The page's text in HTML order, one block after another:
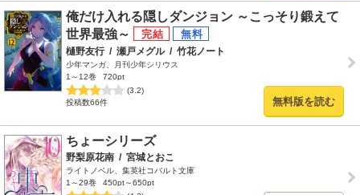
俺だけ入れる隠しダンジョン ～こっそり鍛えて
世界最強～
樋野友行 / 瀬戸メグル / 竹花ノート
少年マンガ、月刊少年シリウス
1～12巻
720pt
(3.2)
投稿数66件
無料版を読む
ちょーシリーズ
野梨原花南 / 宮城とおこ
ライトノベル、集英社コバルト文庫
1～29巻
450pt～650pt